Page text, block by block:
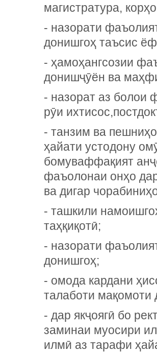
магистратура,
- назорати
донишгоҳ таъсис
- ҳамоҳангсозии
донишҷӯён ва
- назорат аз болои
рӯи
- танзим ва
ҳайати устодону
бомуваффақият
фаъолонаи онҳо
ва дигар
- ташкили
таҳқиқотӣ;
- назорати
донишгоҳ;
- омода кардани
талаботи мақомоти
- дар якҷоягӣ бо
заминаи муосири
илмӣ аз тарафи